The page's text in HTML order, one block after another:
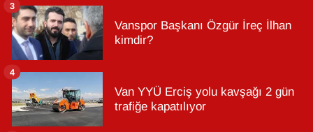
Vanspor Başkanı Özgür İreç İlhan
kimdir?
3
Van YYÜ Erciş yolu kavşağı 2 gün
trafiğe kapatılıyor
4